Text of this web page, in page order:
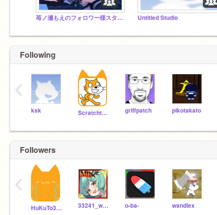
苺ノ瀬もえのフォロワー様スタジオ Untitled Studio
Following
ksk Scratchteam griffpatch pikotakato
‹
Followers
HuKuTo3333 33241_wago o-ba- wandlex
‹